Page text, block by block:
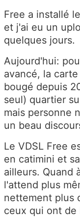
Free a installé
et j'ai eu un
quelques jours.
Aujourd'hui:
avancé, la
bougé depuis
seul) quartier
mais personne
un beau
Le VDSL Free
en catimini et
ailleurs. Quand
l'attend plus
nettement plus
ceux qui ont de